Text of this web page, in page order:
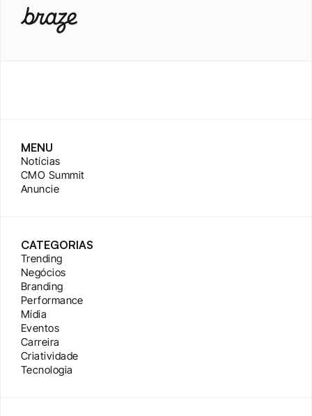
MENU
Notícias
CMO Summit
Anuncie
CATEGORIAS
Trending
Negócios
Branding
Performance
Mídia
Eventos
Carreira
Criatividade
Tecnologia